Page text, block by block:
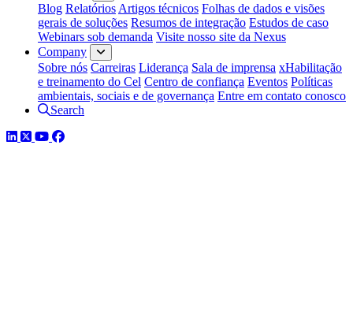
Blog Relatórios Artigos técnicos Folhas de dados e visões
gerais de soluções Resumos de integração Estudos de caso
Webinars sob demanda Visite nosso site da Nexus
Company
Sobre nós Carreiras Liderança Sala de imprensa xHabilitação
e treinamento do Cel Centro de confiança Eventos Políticas
ambientais, sociais e de governança Entre em contato conosco
Search
LinkedIn
TwitterYouTube
Facebook